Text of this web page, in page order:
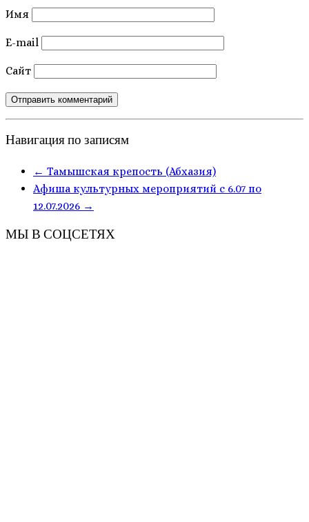
Имя
E-mail
Сайт
Навигация по записям
← Тамышская крепость (Абхазия)
Афиша культурных мероприятий с 6.07 по
12.07.2026 →
МЫ В СОЦСЕТЯХ